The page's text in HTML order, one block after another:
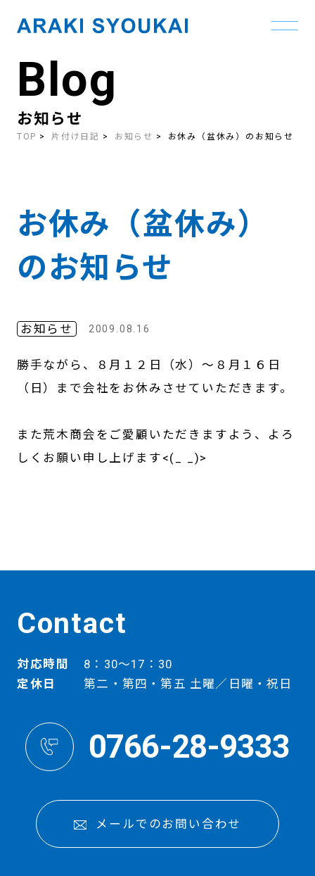
contentBlog
お知らせ
TOP 片付け日記 お知らせ お休み（盆休み）のお知らせ
お休み（盆休み）
のお知らせ
お知らせ 2009.08.16
勝手ながら、８月１２日（水）～８月１６日
（日）まで会社をお休みさせていただきます。
また荒木商会をご愛顧いただきますよう、よろ
しくお願い申し上げます<(_ _)>
Contact
対応時間
8：30～17：30
定休日
第二・第四・第五 土曜／日曜・祝日
0766-28-9333
メールでのお問い合わせ